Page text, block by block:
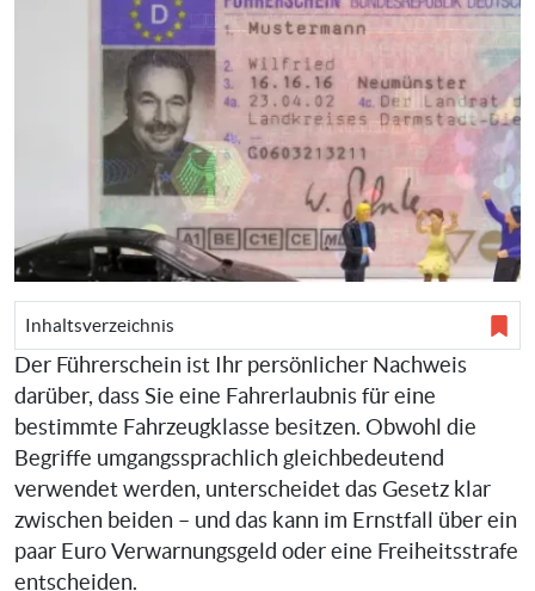
Inhaltsverzeichnis
Der Führerschein ist Ihr persönlicher Nachweis
darüber, dass Sie eine Fahrerlaubnis für eine
bestimmte Fahrzeugklasse besitzen. Obwohl die
Begriffe umgangssprachlich gleichbedeutend
verwendet werden, unterscheidet das Gesetz klar
zwischen beiden – und das kann im Ernstfall über ein
paar Euro Verwarnungsgeld oder eine Freiheitsstrafe
entscheiden.